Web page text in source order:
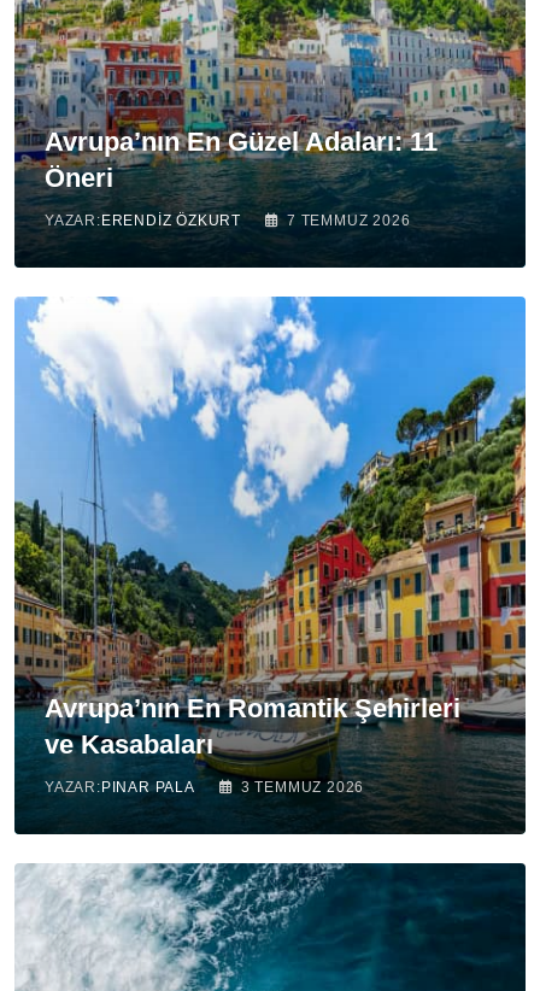
Avrupa’nın En Güzel Adaları: 11
Öneri
YAZAR:ERENDIZ ÖZKURT 7 TEMMUZ 2026
Avrupa’nın En Romantik Şehirleri
ve Kasabaları
YAZAR: PINAR PALA 3 TEMMUZ 2026